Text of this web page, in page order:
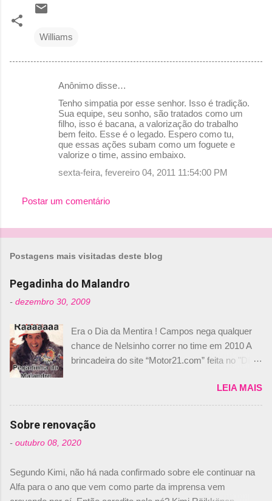
Williams
i
s
Anônimo disse…
Tenho simpatia por esse senhor. Isso é tradição.
Sua equipe, seu sonho, são tratados como um
filho, isso é bacana, a valorização do trabalho
bem feito. Esse é o legado. Espero como tu,
que essas ações subam como um foguete e
valorize o time, assino embaixo.
sexta-feira, fevereiro 04, 2011 11:54:00 PM
Postar um comentário
Postagens mais visitadas deste blog
Pegadinha do Malandro
- dezembro 30, 2009
Era o Dia da Mentira ! Campos nega qualquer
chance de Nelsinho correr no time em 2010 A
brincadeira do site “Motor21.com” feita no "Día
de abril –, afirmando que Nelson Piquet havia
comprado 15% das ações da Campos, dando,
com isso, um lugar no time a Nelsinho Piquet,
foi esclarecida de uma vez por todas por
Daniele Audetto, diretor da escuderia. O
não será o companheiro de Bruno Senna em
2010. "Na verdade, nós recebemos uma oferta
LEIA MAIS
Sobre renovação
- outubro 08, 2020
Segundo Kimi, não há nada confirmado sobre ele continuar na
Alfa para o ano que vem como parte da imprensa vem